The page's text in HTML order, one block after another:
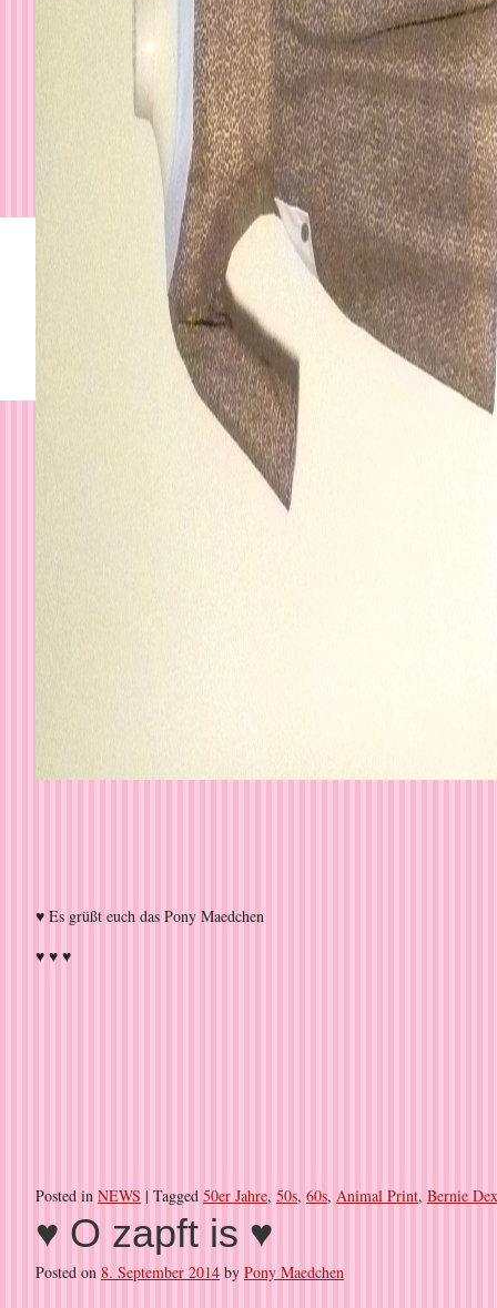
♥ Es grüßt euch das Pony Maedchen
♥ ♥ ♥
Posted in NEWS | Tagged 50er Jahre, 50s, 60s, Animal Print, Bernie
♥ O zapft is ♥
Posted on 8. September 2014 by Pony Maedchen